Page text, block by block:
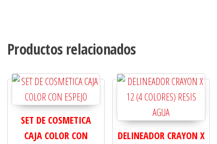
Productos relacionados
SET DE COSMETICA
CAJA COLOR CON
DELINEADOR CRAYON X